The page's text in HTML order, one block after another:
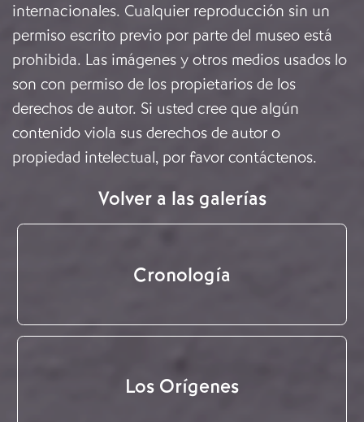
internacionales. Cualquier reproducción sin un
permiso escrito previo por parte del museo está
prohibida. Las imágenes y otros medios usados lo
son con permiso de los propietarios de los
derechos de autor. Si usted cree que algún
contenido viola sus derechos de autor o
propiedad intelectual, por favor contáctenos.
Volver a las galerías
Cronología
Los Orígenes